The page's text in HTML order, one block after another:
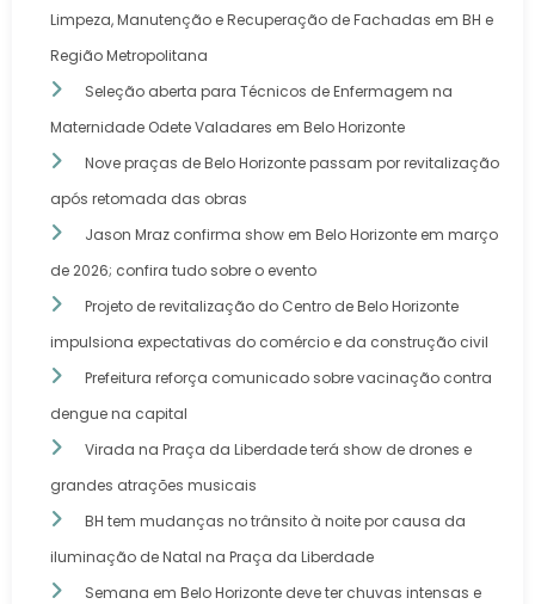
Limpeza, Manutenção e Recuperação de Fachadas em BH e
Região Metropolitana
Seleção aberta para Técnicos de Enfermagem na
Maternidade Odete Valadares em Belo Horizonte
Nove praças de Belo Horizonte passam por revitalização
após retomada das obras
Jason Mraz confirma show em Belo Horizonte em março
de 2026; confira tudo sobre o evento
Projeto de revitalização do Centro de Belo Horizonte
impulsiona expectativas do comércio e da construção civil
Prefeitura reforça comunicado sobre vacinação contra
dengue na capital
Virada na Praça da Liberdade terá show de drones e
grandes atrações musicais
BH tem mudanças no trânsito à noite por causa da
iluminação de Natal na Praça da Liberdade
Semana em Belo Horizonte deve ter chuvas intensas e